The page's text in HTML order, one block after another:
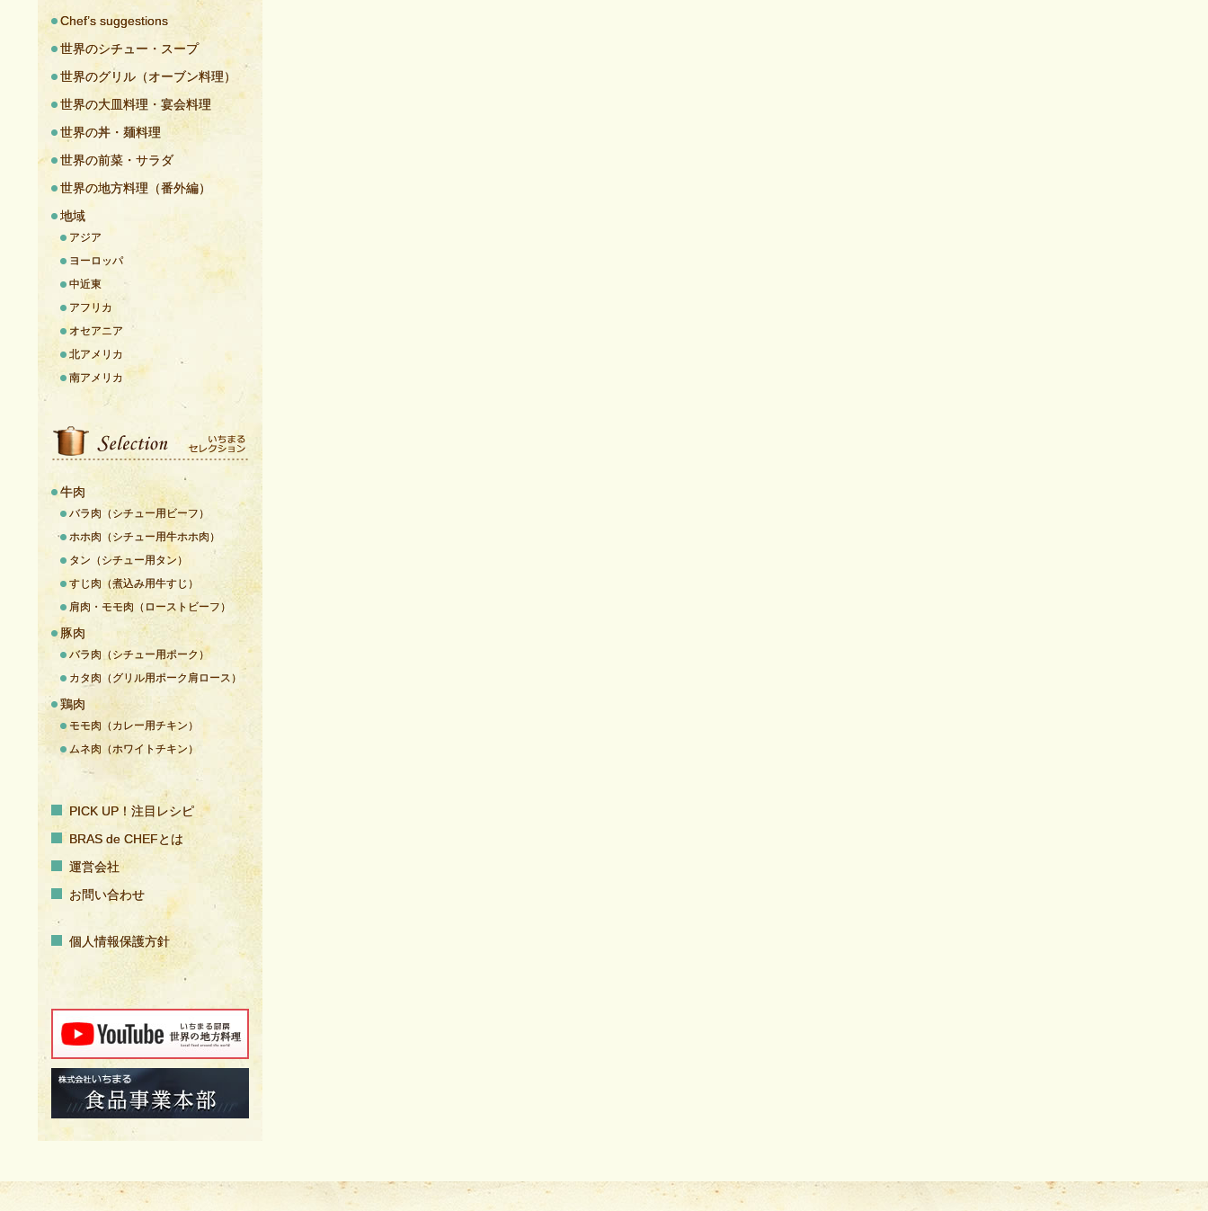
Chef’s suggestions
世界のシチュー・スープ
世界のグリル（オーブン料理）
世界の大皿料理・宴会料理
世界の丼・麺料理
世界の前菜・サラダ
世界の地方料理（番外編）
地域
アジア
ヨーロッパ
中近東
アフリカ
オセアニア
北アメリカ
南アメリカ
牛肉
バラ肉（シチュー用ビーフ）
ホホ肉（シチュー用牛ホホ肉）
タン（シチュー用タン）
すじ肉（煮込み用牛すじ）
肩肉・モモ肉（ローストビーフ）
豚肉
バラ肉（シチュー用ポーク）
カタ肉（グリル用ポーク肩ロース）
鶏肉
モモ肉（カレー用チキン）
ムネ肉（ホワイトチキン）
PICK UP！注目レシピ
BRAS de CHEFとは
運営会社
お問い合わせ
個人情報保護方針